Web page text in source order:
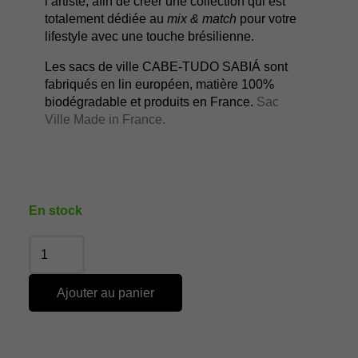
totalement dédiée au mix & match pour votre
lifestyle avec une touche brésilienne.
Les sacs de ville CABE-TUDO SABIÁ sont
fabriqués en lin européen, matière 100%
biodégradable et produits en France. Sac
Ville Made in France.
En stock
Ajouter au panier